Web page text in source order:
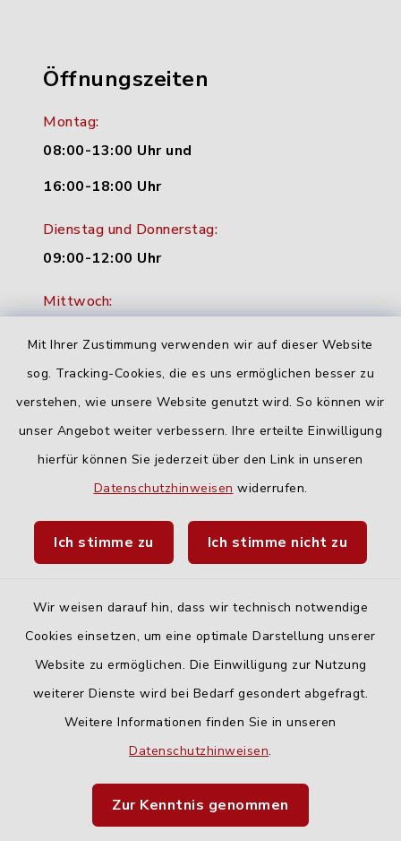
Mit Ihrer Zustimmung verwenden wir auf dieser Website
sog. Tracking-Cookies, die es uns ermöglichen besser zu
verstehen, wie unsere Website genutzt wird. So können wir
unser Angebot weiter verbessern. Ihre erteilte Einwilligung
hierfür können Sie jederzeit über den Link in unseren
Datenschutzhinweisen widerrufen.
Ich stimme zu Ich stimme nicht zu
Wir weisen darauf hin, dass wir technisch notwendige
Cookies einsetzen, um eine optimale Darstellung unserer
Website zu ermöglichen. Die Einwilligung zur Nutzung
weiterer Dienste wird bei Bedarf gesondert abgefragt.
Weitere Informationen finden Sie in unseren
Datenschutzhinweisen.
Zur Kenntnis genommen
Öffnungszeiten
Montag:
08:00-13:00 Uhr und
16:00-18:00 Uhr
Dienstag und Donnerstag:
09:00-12:00 Uhr
Mittwoch:
Freitag:
geschlossen
Quicklinks
Fahrplanauskunft DING
Barrierefreiheit
Impressum